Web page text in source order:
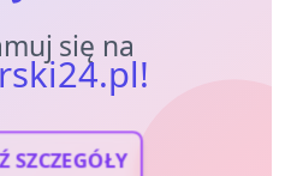
się na
SZCZEGÓŁY